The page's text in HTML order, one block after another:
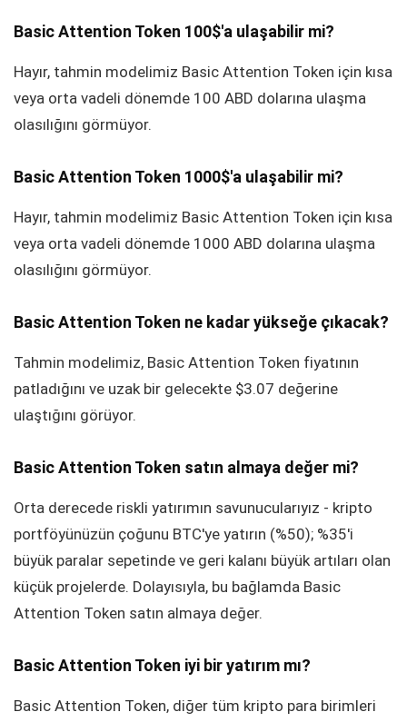
Basic Attention Token 100$'a ulaşabilir mi?
Hayır, tahmin modelimiz Basic Attention Token için kısa
veya orta vadeli dönemde 100 ABD dolarına ulaşma
olasılığını görmüyor.
Basic Attention Token 1000$'a ulaşabilir mi?
Hayır, tahmin modelimiz Basic Attention Token için kısa
veya orta vadeli dönemde 1000 ABD dolarına ulaşma
olasılığını görmüyor.
Basic Attention Token ne kadar yükseğe çıkacak?
Tahmin modelimiz, Basic Attention Token fiyatının
patladığını ve uzak bir gelecekte $3.07 değerine
ulaştığını görüyor.
Basic Attention Token satın almaya değer mi?
Orta derecede riskli yatırımın savunucularıyız - kripto
portföyünüzün çoğunu BTC'ye yatırın (%50); %35'i
büyük paralar sepetinde ve geri kalanı büyük artıları olan
küçük projelerde. Dolayısıyla, bu bağlamda Basic
Attention Token satın almaya değer.
Basic Attention Token iyi bir yatırım mı?
Basic Attention Token, diğer tüm kripto para birimleri